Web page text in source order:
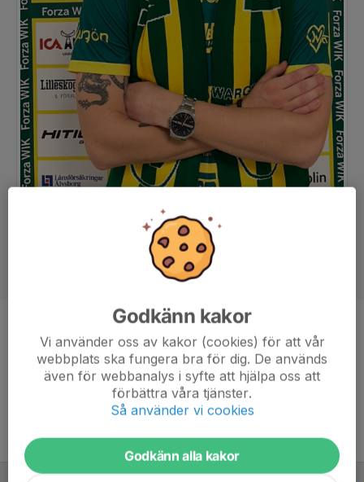
Ålder
21 år
Tidigare klubbar
WIK, VIF
Godkänn kakor
Vi använder oss av kakor (cookies) för att vår
webbplats ska fungera bra för dig. De används
även för webbanalys i syfte att hjälpa oss att
förbättra våra tjänster.
Så använder vi cookies
Godkänn alla kakor